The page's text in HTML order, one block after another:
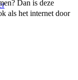
Dan is deze
als het internet door